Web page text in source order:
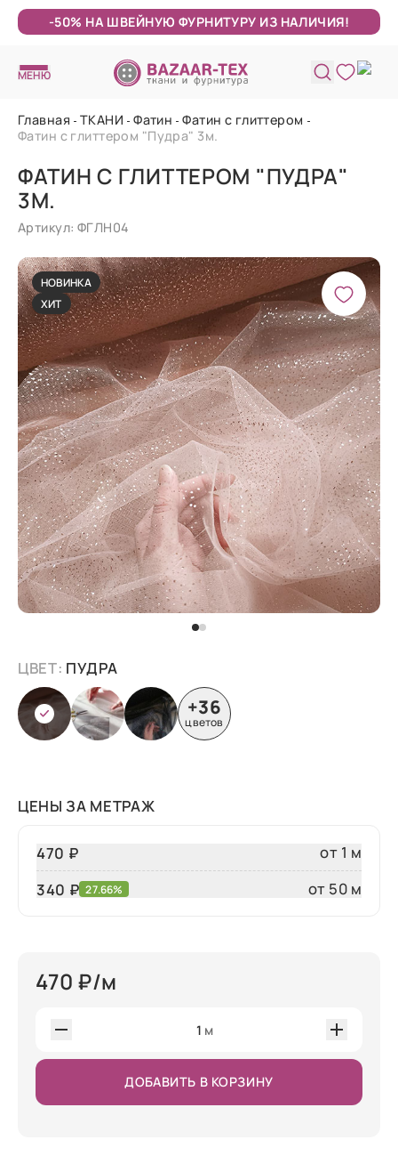
-50% НА ШВЕЙНУЮ ФУРНИТУРУ ИЗ НАЛИЧИЯ!
МЕНЮ
Главная ТКАНИ Фатин
Фатин с глиттером
Фатин с глиттером "Пудра" 3м.
ФАТИН С ГЛИТТЕРОМ "ПУДРА"
3М.
Артикул: ФГЛН04
НОВИНКА
ХИТ
ЦВЕТ: ПУДРА
+36
цветов
ЦЕНЫ ЗА МЕТРАЖ
470 ₽
от 1 м
340 ₽ 27.66% от 50 м
470 ₽/м
1 м
ДОБАВИТЬ В КОРЗИНУ